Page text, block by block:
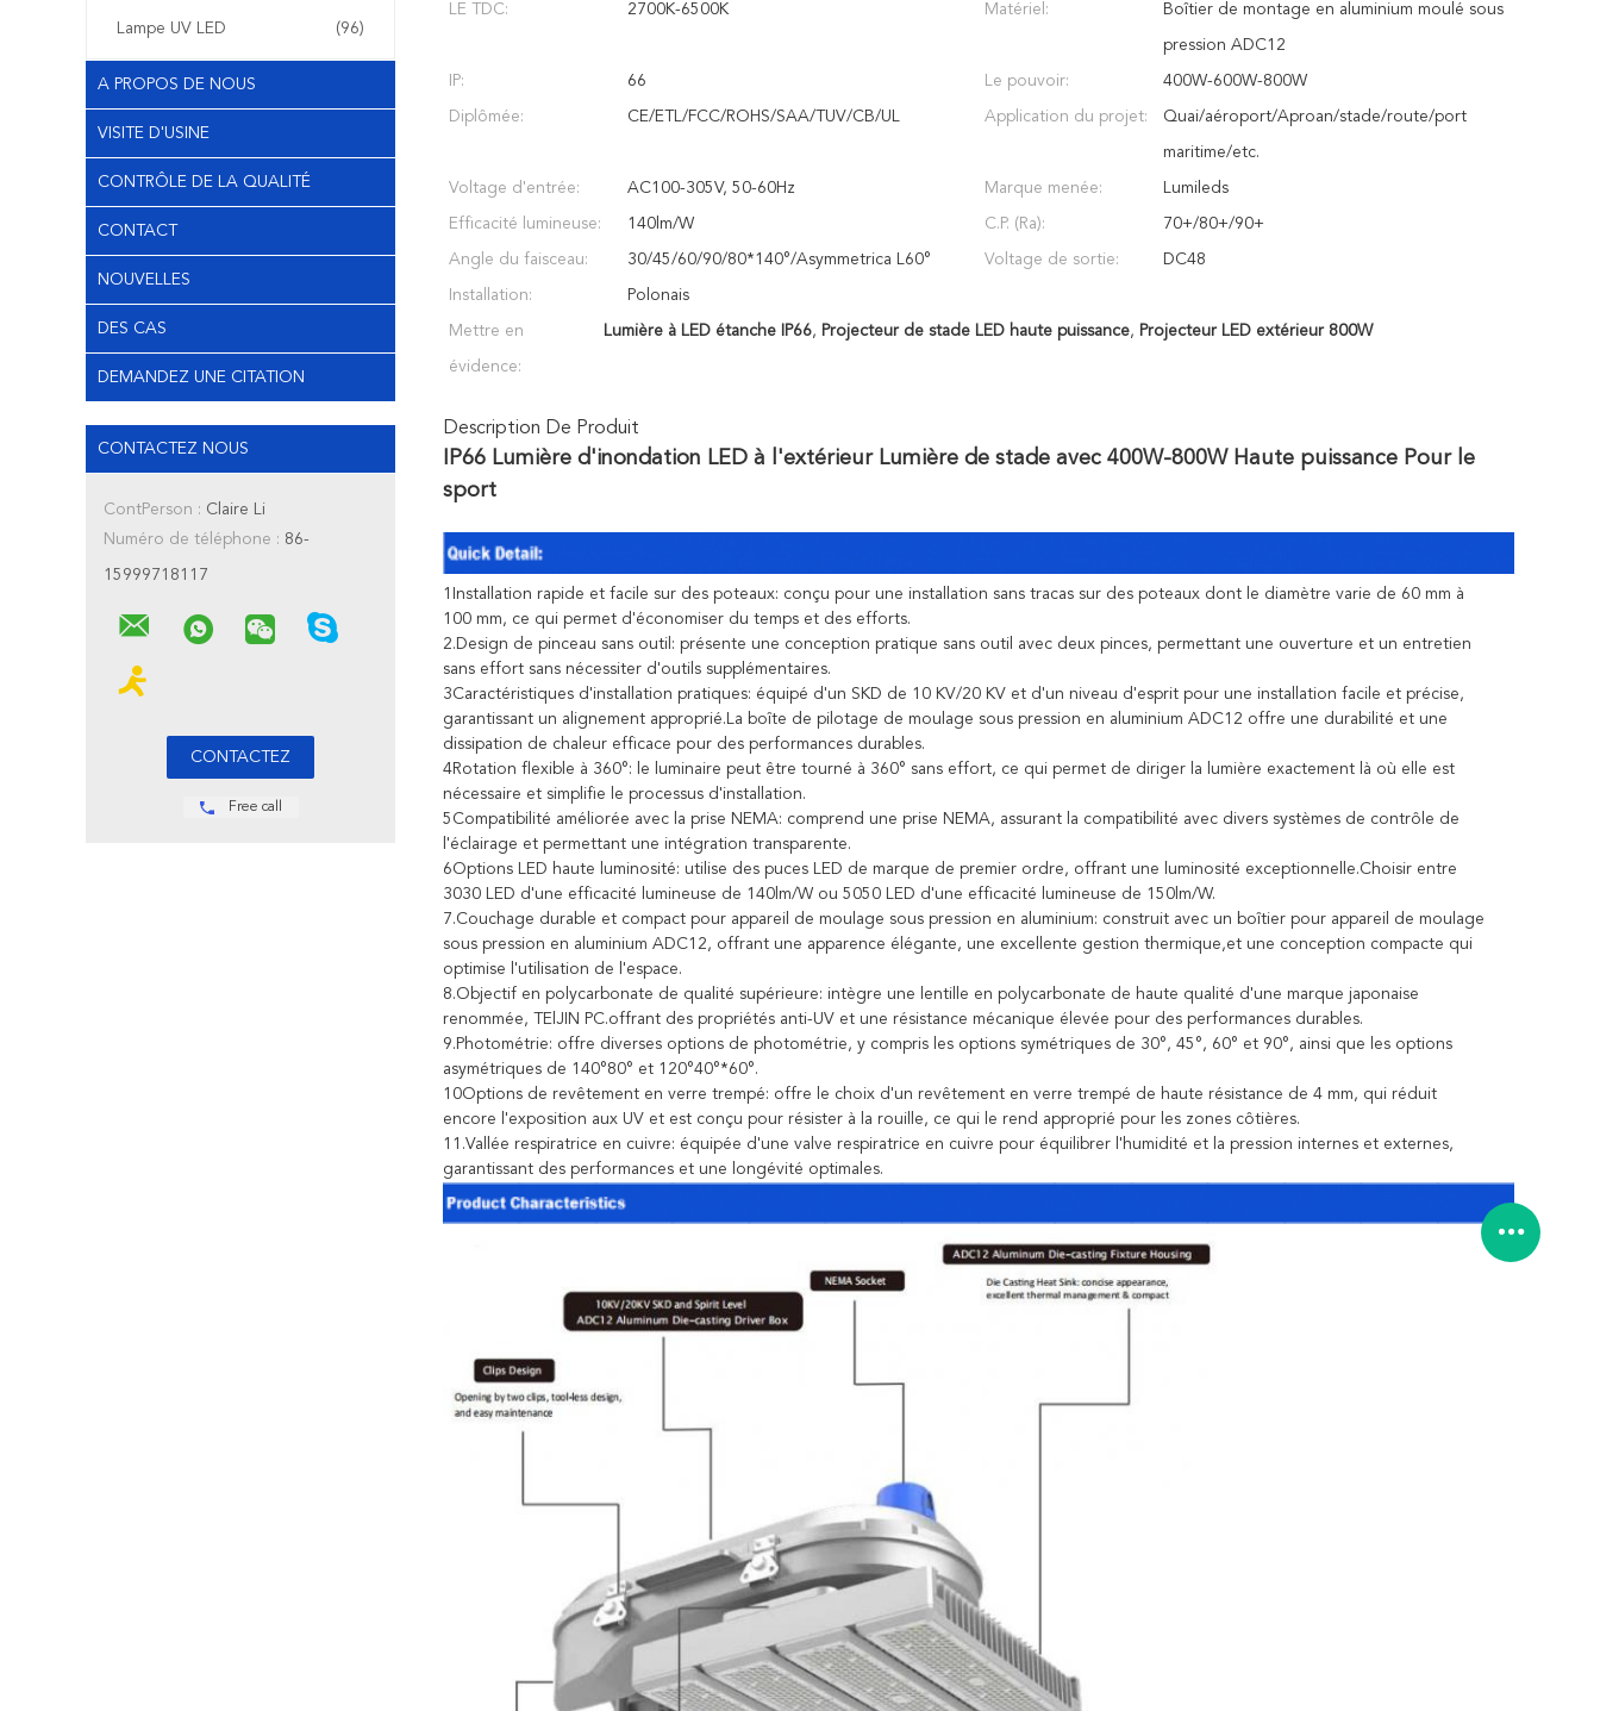
Lampe UV LED (96)
A PROPOS DE NOUS
VISITE D'USINE
CONTRÔLE DE LA QUALITÉ
CONTACT
NOUVELLES
DES CAS
DEMANDEZ UNE CITATION
CONTACTEZ NOUS
ContPerson : Claire Li
Numéro de téléphone : 86-
15999718117
Free call
LE TDC: 2700K-6500K Matériel: Boîtier de montage en aluminium moulé sous
pression ADC12
IP: 66 Le pouvoir: 400W-600W-800W
Diplômée: CE/ETL/FCC/ROHS/SAA/TUV/CB/UL Application du projet: Quai/aéroport/Aproan/stade/route/port
maritime/etc.
Voltage d'entrée: AC100-305V, 50-60Hz Marque menée: Lumileds
Efficacité lumineuse: 140lm/W C.P. (Ra): 70+/80+/90+
Angle du faisceau: 30/45/60/90/80*140°/Asymmetrica L60° Voltage de sortie: DC48
Installation: Polonais
Mettre en
évidence:
Lumière à LED étanche IP66, Projecteur de stade LED haute puissance, Projecteur LED extérieur 800W
Description De Produit
IP66 Lumière d'inondation LED à l'extérieur Lumière de stade avec 400W-800W Haute puissance Pour le
sport
1Installation rapide et facile sur des poteaux: conçu pour une installation sans tracas sur des poteaux dont le diamètre varie de 60 mm à
100 mm, ce qui permet d'économiser du temps et des efforts.
2.Design de pinceau sans outil: présente une conception pratique sans outil avec deux pinces, permettant une ouverture et un entretien
sans effort sans nécessiter d'outils supplémentaires.
3Caractéristiques d'installation pratiques: équipé d'un SKD de 10 KV/20 KV et d'un niveau d'esprit pour une installation facile et précise,
garantissant un alignement approprié.La boîte de pilotage de moulage sous pression en aluminium ADC12 offre une durabilité et une
dissipation de chaleur efficace pour des performances durables.
4Rotation flexible à 360°: le luminaire peut être tourné à 360° sans effort, ce qui permet de diriger la lumière exactement là où elle est
nécessaire et simplifie le processus d'installation.
5Compatibilité améliorée avec la prise NEMA: comprend une prise NEMA, assurant la compatibilité avec divers systèmes de contrôle de
l'éclairage et permettant une intégration transparente.
6Options LED haute luminosité: utilise des puces LED de marque de premier ordre, offrant une luminosité exceptionnelle.Choisir entre
3030 LED d'une efficacité lumineuse de 140lm/W ou 5050 LED d'une efficacité lumineuse de 150lm/W.
7.Couchage durable et compact pour appareil de moulage sous pression en aluminium: construit avec un boîtier pour appareil de moulage
sous pression en aluminium ADC12, offrant une apparence élégante, une excellente gestion thermique,et une conception compacte qui
optimise l'utilisation de l'espace.
8.Objectif en polycarbonate de qualité supérieure: intègre une lentille en polycarbonate de haute qualité d'une marque japonaise
renommée, TElJIN PC.offrant des propriétés anti-UV et une résistance mécanique élevée pour des performances durables.
9.Photométrie: offre diverses options de photométrie, y compris les options symétriques de 30°, 45°, 60° et 90°, ainsi que les options
asymétriques de 140°80° et 120°40°*60°.
10Options de revêtement en verre trempé: offre le choix d'un revêtement en verre trempé de haute résistance de 4 mm, qui réduit
encore l'exposition aux UV et est conçu pour résister à la rouille, ce qui le rend approprié pour les zones côtières.
11.Vallée respiratrice en cuivre: équipée d'une valve respiratrice en cuivre pour équilibrer l'humidité et la pression internes et externes,
garantissant des performances et une longévité optimales.